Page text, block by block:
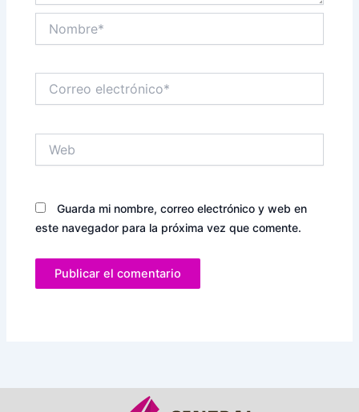
electrónico*
Guarda mi nombre, correo electrónico y web en
este navegador para la próxima vez que comente.